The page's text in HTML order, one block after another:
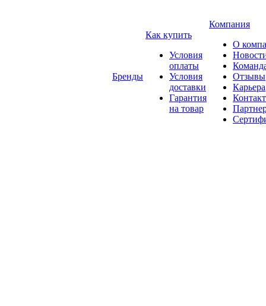
Бренды
Как купить
Условия
оплаты
Условия
доставки
Гарантия
на товар
Компания
О
Отзывы
Карьера